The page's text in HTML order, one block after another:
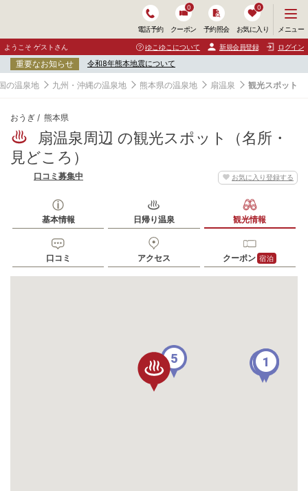
電話予約 クーポン
0
予約照会 お気に入り
0
ニ
ュ
ー
開
く
メニュー
ようこそ ゲストさん ゆこゆこについて 新規会員登録 ログイン
重要なお知らせ 令和8年熊本地震について
の温泉地 九州・沖縄の温泉地 熊本県の温泉地 扇温泉 観光スポット
おうぎ 熊本県
扇温泉周辺 の観光スポット（名所・
見どころ）
お気に入り登録する
口コミ募集中
基本情報 日帰り温泉 観光情報
口コミ アクセス クーポン 宿泊
1
3
4
5 7